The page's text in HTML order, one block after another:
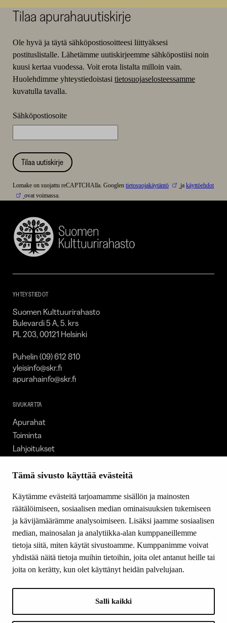
Tämä sivusto käyttää evästeitä
Käytämme evästeitä tarjoamamme sisällön ja mainosten
räätälöimiseen, sosiaalisen median ominaisuuksien tukemiseen
ja kävijämäärämme analysoimiseen. Lisäksi jaamme sosiaalisen
median, mainosalan ja analytiikka-alan kumppaneillemme
tietoja siitä, miten käytät sivustoamme. Kumppanimme voivat
yhdistää näitä tietoja muihin tietoihin, joita olet antanut heille tai
joita on kerätty, kun olet käyttänyt heidän palvelujaan.
Salli kaikki
Tilaa apurahauutiskirje
Ole hyvä ja täytä sähköpostiosoitteesi liittyäksesi
postituslistalle. Lähetämme uutiskirjeemme sähköpostiisi noin
kuusi kertaa vuodessa. Voit erota listalta milloin vain.
Huolehdimme yhteystiedoistasi tietosuojaselosteessamme
kuvatulla tavalla.
Sähköpostiosoite
Tilaa uutiskirje
Lomake on suojattu reCAPTCHAlla. Googlen tietosuojakäytäntö jakäyttöehdot
ovat voimassa.
Suomen
Kulttuurirahasto
YHTEYSTIEDOT
Suomen Kulttuurirahasto
Bulevardi 5 A, 5. krs
PL 203, 00121 Helsinki
Puhelin (09) 612 810
yleisinfo@skr.fi
apurahainfo@skr.fi
SIVUKARTTA
Apurahat
Toiminta
Lahjoitukset
Ajankohtaista
Yhteystiedot
SEURAA MEITÄ
Facebook
Instagram
LinkedIn